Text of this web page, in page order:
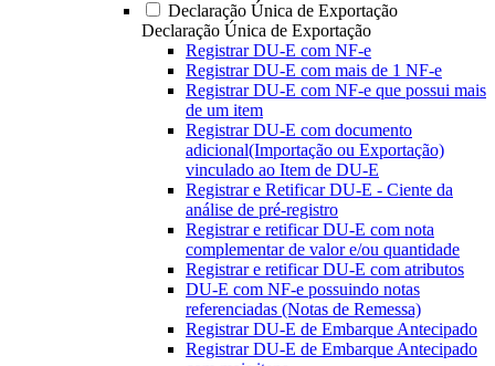
Declaração Única de Exportação
Declaração Única de Exportação
Registrar DU-E com NF-e
Registrar DU-E com mais de 1 NF-e
Registrar DU-E com NF-e que possui mais
de um item
Registrar DU-E com documento
adicional(Importação ou Exportação)
vinculado ao Item de DU-E
Registrar e Retificar DU-E - Ciente da
análise de pré-registro
Registrar e retificar DU-E com nota
complementar de valor e/ou quantidade
Registrar e retificar DU-E com atributos
DU-E com NF-e possuindo notas
referenciadas (Notas de Remessa)
Registrar DU-E de Embarque Antecipado
Registrar DU-E de Embarque Antecipado